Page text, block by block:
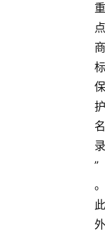
重
点
商
标
保
护
名
录
”
。
此
外